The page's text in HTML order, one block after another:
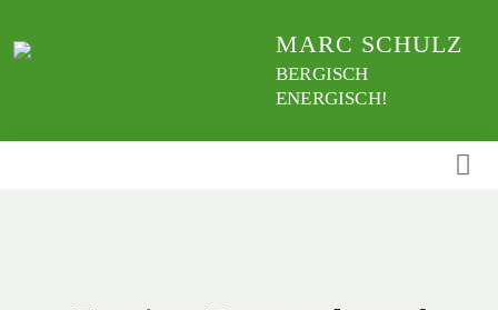
zum
MARC SCHULZ
BERGISCH
ENERGISCH!